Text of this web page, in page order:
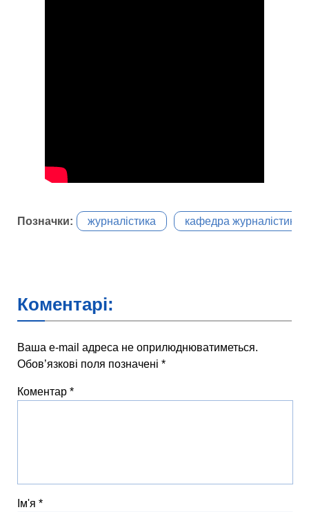
Позначки: журналістика кафедра журналістики
Коментарі:
Ваша e-mail адреса не оприлюднюватиметься.
Обов’язкові поля позначені *
Коментар *
Ім'я *